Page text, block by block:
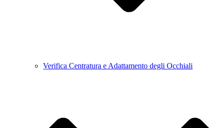
Verifica Centratura e Adattamento degli Occhiali